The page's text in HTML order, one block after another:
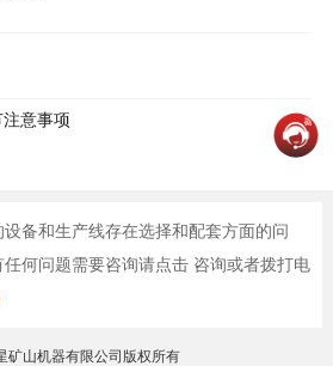
意事项
备和生产线存在选择和配套方面的问
何问题需要咨询请点击 咨询或者拨打电
矿山机器有限公司版权所有